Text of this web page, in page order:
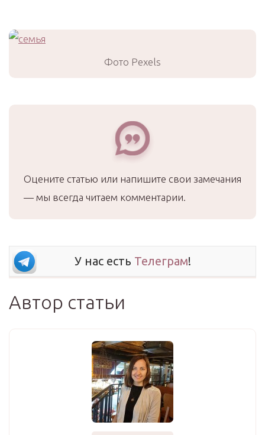
Фото Pexels
Оцените статью или напишите свои замечания
— мы всегда читаем комментарии.
У нас есть Телеграм!
Автор статьи